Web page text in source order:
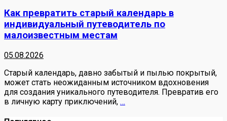
Как превратить старый календарь в
индивидуальный путеводитель по
малоизвестным местам
05.08.2026
Старый календарь, давно забытый и пылью покрытый,
может стать неожиданным источником вдохновения
для создания уникального путеводителя. Превратив его
в личную карту приключений, …